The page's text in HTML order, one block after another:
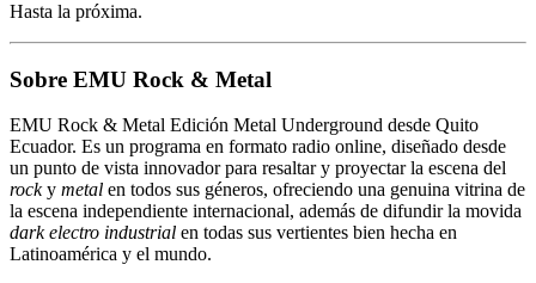
Hasta la próxima.
Sobre EMU Rock & Metal
EMU Rock & Metal Edición Metal Underground desde Quito
Ecuador. Es un programa en formato radio online, diseñado desde
un punto de vista innovador para resaltar y proyectar la escena del
rocky metal en todos sus géneros, ofreciendo una genuina vitrina de
la escena independiente internacional, además de difundir la movida
dark electro industrial en todas sus vertientes bien hecha en
Latinoamérica y el mundo.